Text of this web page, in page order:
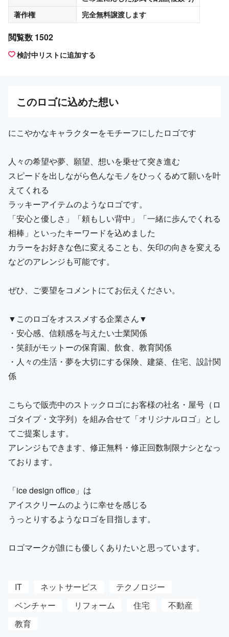
著作権
完全無料譲渡します
閲覧数 1502
検討中リストに追加する
このロゴに込めた想い
にこやかなキャラクターをモチーフにしたロゴです
人々の希望や夢、願望、想いを乗せて突き進む
スピードを出しながら色んなモノをひっくるめて願いを叶
えてくれる
ラッキーアイテムのようなロゴです。
「安心と優しさ」「頼もしい背中」「一緒に歩んでくれる
相棒」といったキーワードを込めました
カラーをお好きな色に変えることも、矢印の向きを変える
などのアレンジも可能です。
ぜひ、ご要望をコメントにてお伝えください。
▼このロゴをオススメする企業さん▼
・安心感、信頼感を与えたい士業関係
・笑顔がモットーの保育園、飲食、教育関係
・人々の生活・夢を大切にする保険、建築、住宅、設計関
係
こちらで販売中のストックロゴにお客様の社名・屋号（ロ
ゴタイプ・文字列）を組み合せて「オリジナルロゴ」とし
てご提案します。
アレンジもできます、修正無料・修正回数制限ナシとなっ
ております。
「ice design office」は
アイスクリームのように幸せを感じる
うっとりするようなロゴを目指します。
ロゴマークが誰にも優しくありたいと思っています。
IT ネットサービス
テクノロジー
ベンチャー
リフォーム 住宅
不動産
教育